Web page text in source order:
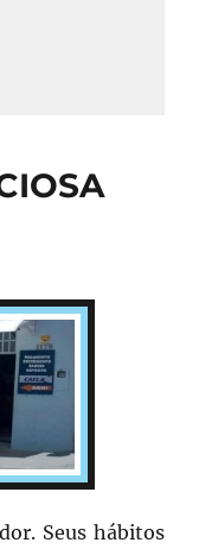
Seus hábitos